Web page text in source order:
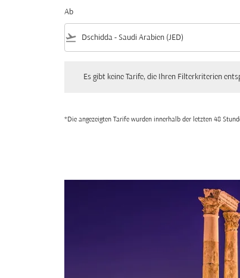
Ab
flight_takeoff
Es gibt keine Tarife, die Ihren Filterkriterien
*Die angezeigten Tarife wurden innerhalb der letzten 48